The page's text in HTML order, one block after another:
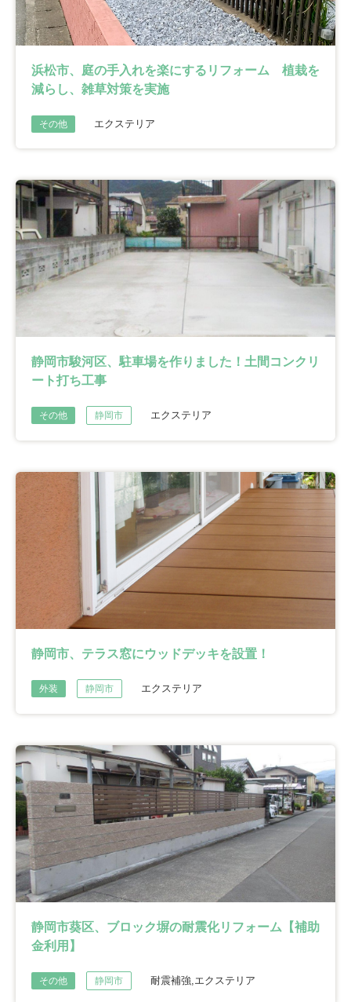
浜松市、庭の手入れを楽にするリフォーム 植栽を
減らし、雑草対策を実施
その他 エクステリア
静岡市駿河区、駐車場を作りました！土間コンクリ
ート打ち工事
その他 静岡市 エクステリア
静岡市、テラス窓にウッドデッキを設置！
外装 静岡市 エクステリア
静岡市葵区、ブロック塀の耐震化リフォーム【補助
金利用】
その他 静岡市 耐震補強,エクステリア